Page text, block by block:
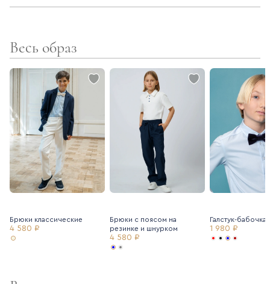
Весь образ
Брюки классические
4 580 ₽
Брюки с поясом на
резинке и шнурком
4 580 ₽
Галстук-бабочка
1 980 ₽